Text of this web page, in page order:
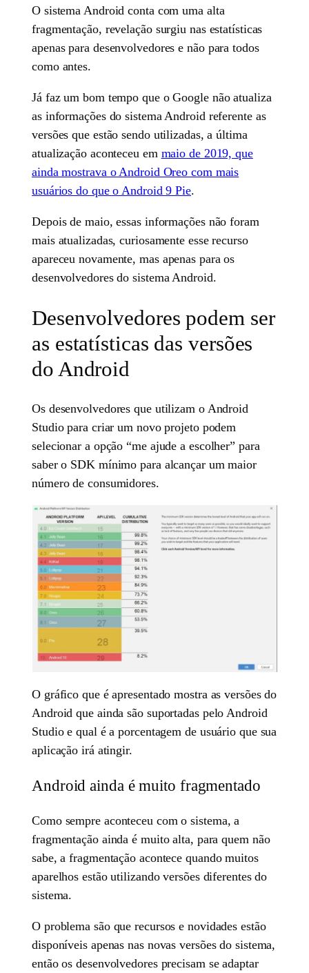
O sistema Android conta com uma alta
fragmentação, revelação surgiu nas estatísticas
apenas para desenvolvedores e não para todos
como antes.
Já faz um bom tempo que o Google não atualiza
as informações do sistema Android referente as
versões que estão sendo utilizadas, a última
atualização aconteceu em maio de 2019, que
ainda mostrava o Android Oreo com mais
usuários do que o Android 9 Pie.
Depois de maio, essas informações não foram
mais atualizadas, curiosamente esse recurso
apareceu novamente, mas apenas para os
desenvolvedores do sistema Android.
Desenvolvedores podem ser
as estatísticas das versões
do Android
Os desenvolvedores que utilizam o Android
Studio para criar um novo projeto podem
selecionar a opção “me ajude a escolher” para
saber o SDK mínimo para alcançar um maior
número de consumidores.
O gráfico que é apresentado mostra as versões do
Android que ainda são suportadas pelo Android
Studio e qual é a porcentagem de usuário que sua
aplicação irá atingir.
Android ainda é muito fragmentado
Como sempre aconteceu com o sistema, a
fragmentação ainda é muito alta, para quem não
sabe, a fragmentação acontece quando muitos
aparelhos estão utilizando versões diferentes do
sistema.
O problema são que recursos e novidades estão
disponíveis apenas nas novas versões do sistema,
então os desenvolvedores precisam se adaptar